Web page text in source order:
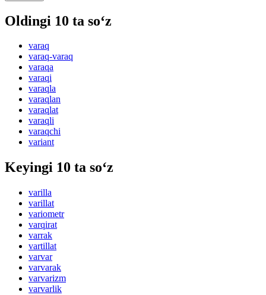
Oldingi 10 ta so‘z
varaq
varaq-varaq
varaqa
varaqi
varaqla
varaqlan
varaqlat
varaqli
varaqchi
variant
Keyingi 10 ta so‘z
varilla
varillat
variometr
varqirat
varrak
vartillat
varvar
varvarak
varvarizm
varvarlik